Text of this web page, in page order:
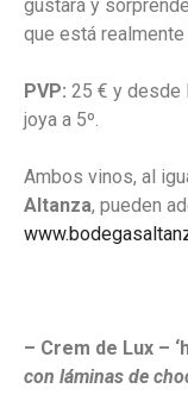
gustará y
que está realmente
PVP: 25 € y desde
joya a 5º.
Ambos vinos, al
Altanza, pueden
– Crem de Lux –
con láminas de